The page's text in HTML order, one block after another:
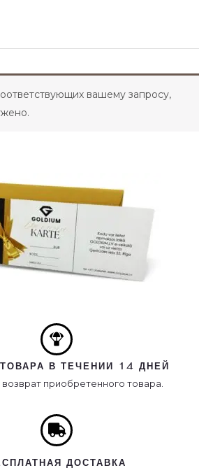
вашему запросу,
В ТЕЧЕНИИ 14 ДНЕЙ
приобретенного товара.
ДОСТАВКА